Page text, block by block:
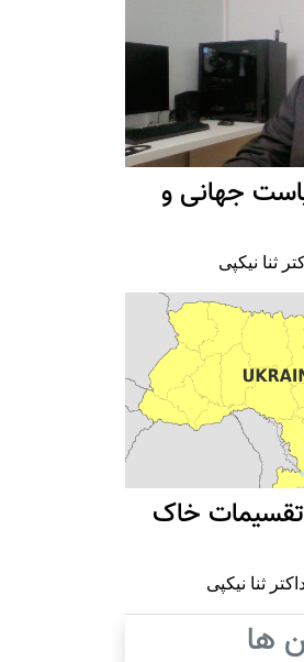
جهانی و
ثنا نیکپی
خاک
ثنا نیکپی
ها